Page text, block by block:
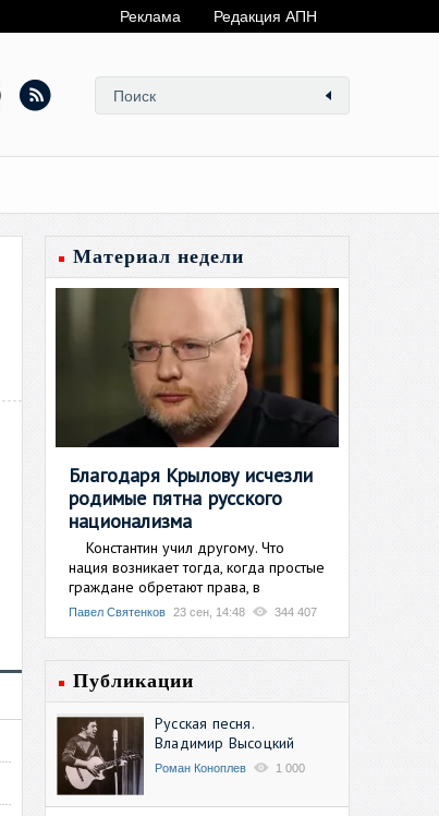
Реклама Редакция АПН
Материал недели
Благодаря Крылову исчезли
родимые пятна русского
национализма
Константин учил другому. Что
нация возникает тогда, когда простые
граждане обретают права, в
Павел Святенков 23 сен, 14:48 344 407
Публикации
Русская песня.
Владимир Высоцкий
Роман Коноплев 1 000